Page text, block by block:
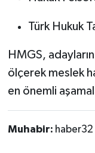
Türk Hukuk
HMGS,
ölçerek meslek
en önemli
Muhabir: haber32